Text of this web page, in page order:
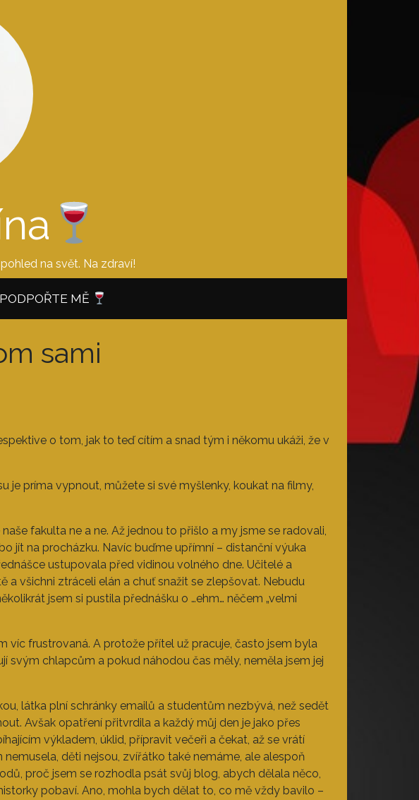
na svět. Na zdraví!
PODPOŘTE MĚ
sami
o tom, jak to teď cítím a snad tým i někomu ukáži, že v
je príma vypnout, můžete si své myšlenky, koukat na filmy,
fakulta ne a ne. Až jednou to přišlo a my jsme se radovali,
jít na procházku. Navíc buďme upřímní – distanční výuka
ustupovala před vidinou volného dne. Učitelé a
všichni ztráceli elán a chuť snažit se zlepšovat. Nebudu
jsem si pustila přednášku o …ehm… něčem „velmi
víc frustrovaná. A protože přítel už pracuje, často jsem byla
svým chlapcům a pokud náhodou čas měly, neměla jsem jej
látka plní schránky emailů a studentům nezbývá, než sedět
Avšak opatření přitvrdila a každý můj den je jako přes
výkladem, úklid, přípravit večeři a čekat, až se vrátí
děti nejsou, zvířátko také nemáme, ale alespoň
proč jsem se rozhodla psát svůj blog, abych dělala něco,
pobaví. Ano, mohla bych dělat to, co mě vždy bavilo –